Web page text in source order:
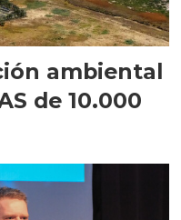
ambiental
de 10.000